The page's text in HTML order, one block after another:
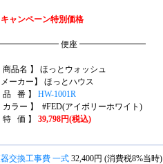
ャンペーン特別価格
便座 ━━━━━━━━
商品名 】 ほっとウォッシュ
メーカー】 ほっとハウス
品 番 】 HW-1001R
カラー 】 #FED(アイボリーホワイト)
特 価 】 39,798円(税込)
交換工事費 一式 32,400円 (消費税8%当時)